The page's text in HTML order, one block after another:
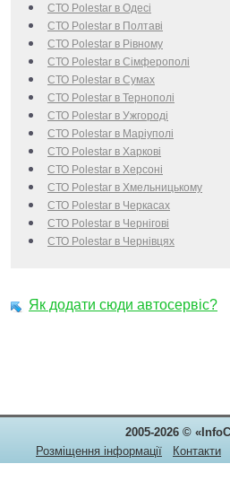
СТО Polestar в Одесі
СТО Polestar в Полтаві
СТО Polestar в Рівному
СТО Polestar в Сімферополі
СТО Polestar в Сумах
СТО Polestar в Тернополі
СТО Polestar в Ужгороді
СТО Polestar в Маріуполі
СТО Polestar в Харкові
СТО Polestar в Херсоні
СТО Polestar в Хмельницькому
СТО Polestar в Черкаcах
СТО Polestar в Чернігові
СТО Polestar в Чернівцях
Як додати сюди автосервіс?
2005-2026 ©
Розміщення інформації
Контакти